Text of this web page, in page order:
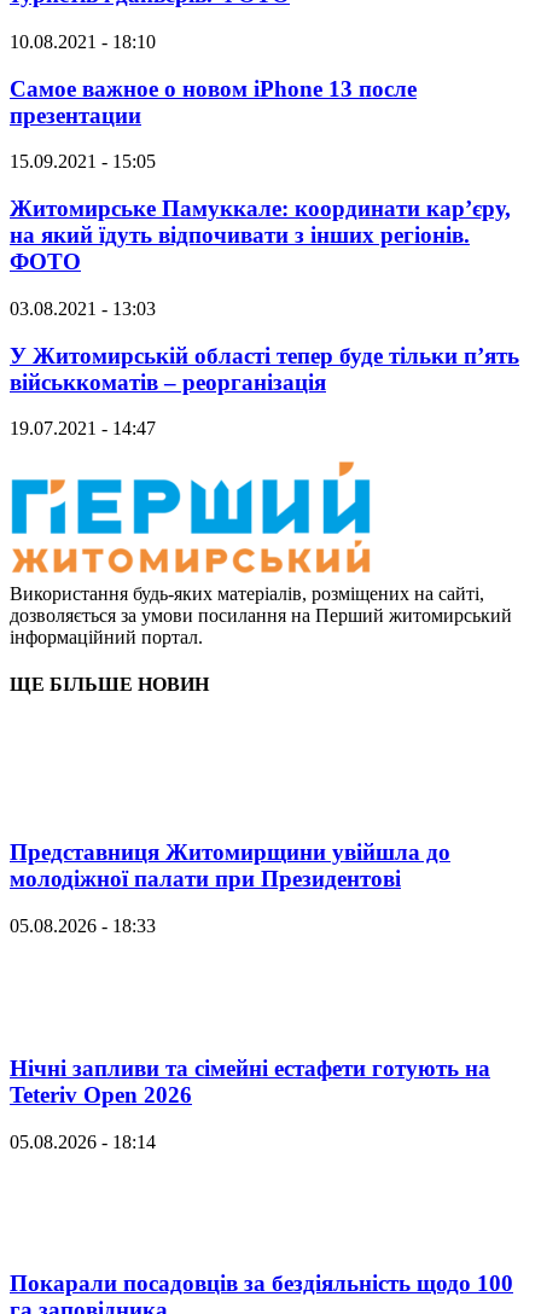
10.08.2021 - 18:10
Самое важное о новом iPhone 13 после
презентации
15.09.2021 - 15:05
Житомирське Памуккале: координати кар’єру,
на який їдуть відпочивати з інших регіонів.
ФОТО
03.08.2021 - 13:03
У Житомирській області тепер буде тільки п’ять
військкоматів – реорганізація
19.07.2021 - 14:47
Використання будь-яких матеріалів, розміщених на сайті,
дозволяється за умови посилання на Перший житомирський
інформаційний портал.
ЩЕ БІЛЬШЕ НОВИН
Представниця Житомирщини увійшла до
молодіжної палати при Президентові
05.08.2026 - 18:33
Нічні запливи та сімейні естафети готують на
Teteriv Open 2026
05.08.2026 - 18:14
Покарали посадовців за бездіяльність щодо 100